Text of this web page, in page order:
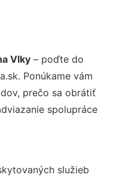
Vlky – poďte do
Ponúkame vám
prečo sa obrátiť
spolupráce
služieb